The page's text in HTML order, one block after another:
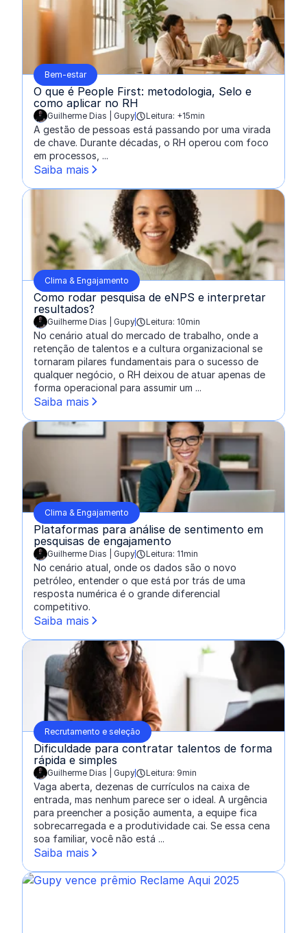
Bem-estar
O que é People First: metodologia, Selo e
como aplicar no RH
escrito por:
Guilherme Dias | Gupy Leitura: +15min
A gestão de pessoas está passando por uma virada
de chave. Durante décadas, o RH operou com foco
em processos, ...
Saiba mais
Clima & Engajamento
Como rodar pesquisa de eNPS e interpretar
resultados?
escrito por:
Guilherme Dias | Gupy Leitura: 10min
No cenário atual do mercado de trabalho, onde a
retenção de talentos e a cultura organizacional se
tornaram pilares fundamentais para o sucesso de
qualquer negócio, o RH deixou de atuar apenas de
forma operacional para assumir um ...
Saiba mais
Clima & Engajamento
Plataformas para análise de sentimento em
pesquisas de engajamento
escrito por:
Guilherme Dias | Gupy Leitura: 11min
No cenário atual, onde os dados são o novo
petróleo, entender o que está por trás de uma
resposta numérica é o grande diferencial
competitivo.
Saiba mais
Recrutamento e seleção
Dificuldade para contratar talentos de forma
rápida e simples
escrito por:
Guilherme Dias | Gupy Leitura: 9min
Vaga aberta, dezenas de currículos na caixa de
entrada, mas nenhum parece ser o ideal. A urgência
para preencher a posição aumenta, a equipe fica
sobrecarregada e a produtividade cai. Se essa cena
soa familiar, você não está ...
Saiba mais